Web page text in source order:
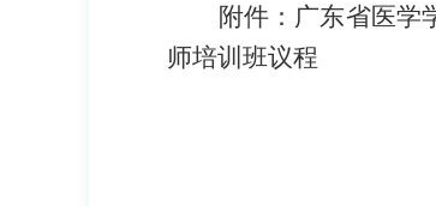
附件：广东省医学
师培训班议程